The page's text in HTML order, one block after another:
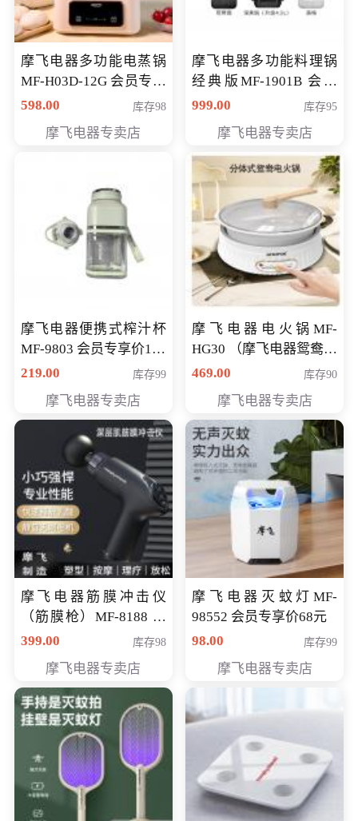
摩飞电器多功能电蒸锅
MF-H03D-12G 会员专享
价398元
598.00 库存98
摩飞电器专卖店
摩飞电器多功能料理锅
经典版MF-1901B 会员
专享价399元
999.00 库存95
摩飞电器专卖店
摩飞电器便携式榨汁杯
MF-9803 会员专享价138
元
219.00 库存99
摩飞电器专卖店
摩飞电器电火锅MF-
HG30 （摩飞电器鸳鸯锅
MF-HG30 ） 会员专享价
469.00 库存90
摩飞电器专卖店
摩飞电器筋膜冲击仪
（筋膜枪）MF-8188 会
员专享价268元
399.00 库存98
摩飞电器专卖店
摩飞电器灭蚊灯MF-
98552 会员专享价68元
98.00
库存99
摩飞电器专卖店